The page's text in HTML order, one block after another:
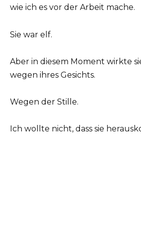
wie ich es vor der Arbeit mache.
Sie war elf.
Aber in diesem Moment wirkte
wegen ihres Gesichts.
Wegen der Stille.
Ich wollte nicht, dass sie